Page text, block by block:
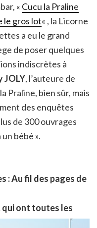
« Cucu la Praline
le gros lot« , la Licorne
a eu le grand
de poser quelques
indiscrètes à
JOLY, l’auteure de
Praline, bien sûr, mais
des enquêtes
de 300 ouvrages
bébé ».
: Au fil des pages de
ont toutes les